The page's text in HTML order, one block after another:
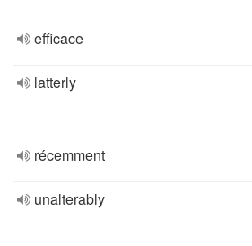
efficace
latterly
récemment
unalterably